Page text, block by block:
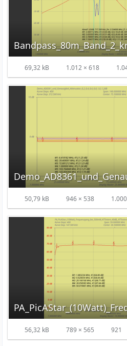
69,32 kB 1.012 × 618
50,79 kB 946 × 538 1.000
56,32 kB 789 × 565 921